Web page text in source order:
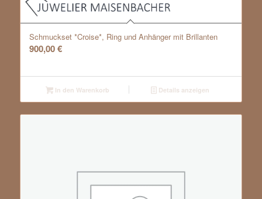
Schmuckset *Croise*, Ring und Anhänger mit Brillanten
900,00€
In den Warenkorb Details anzeigen